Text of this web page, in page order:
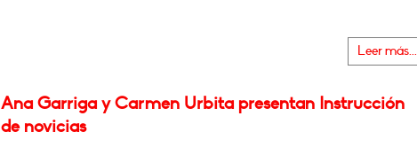
Leer más...
Ana Garriga y Carmen Urbita presentan Instrucción
de novicias